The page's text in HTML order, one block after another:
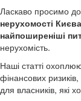
Ласкаво просимо до
нерухомості Києва
найпоширеніші
нерухомість.
Наші статті
фінансових
для власників, які